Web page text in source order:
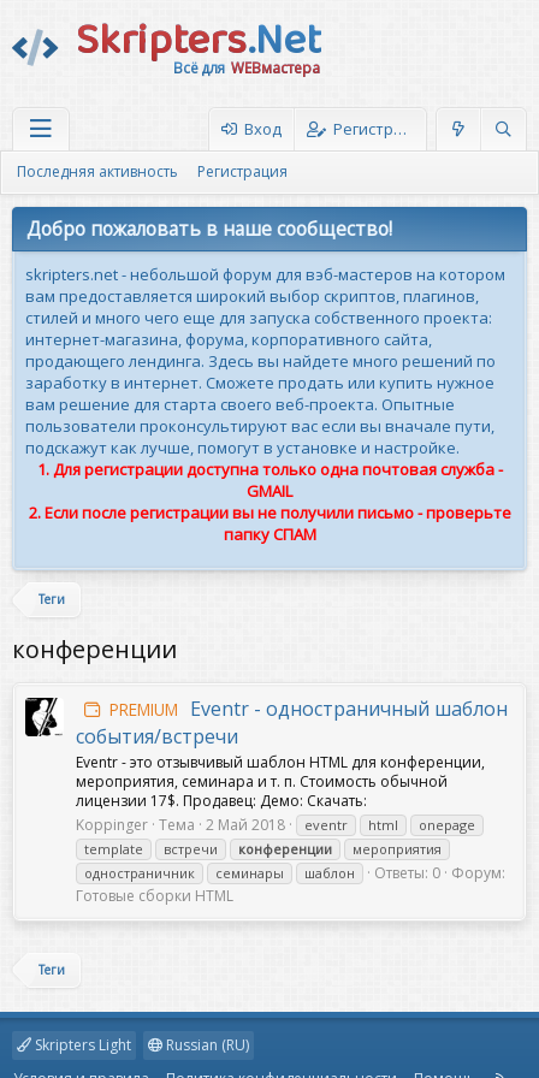
Skripters.Net
Всё для WEBмастера
Вход Регистрация
Последняя активность Регистрация
Добро пожаловать в наше сообщество!
skripters.net - небольшой форум для вэб-мастеров на котором
вам предоставляется широкий выбор скриптов, плагинов,
стилей и много чего еще для запуска собственного проекта:
интернет-магазина, форума, корпоративного сайта,
продающего лендинга. Здесь вы найдете много решений по
заработку в интернет. Сможете продать или купить нужное
вам решение для старта своего веб-проекта. Опытные
пользователи проконсультируют вас если вы вначале пути,
подскажут как лучше, помогут в установке и настройке.
1. Для регистрации доступна только одна почтовая служба -
GMAIL
2. Если после регистрации вы не получили письмо - проверьте
папку СПАМ
Теги
конференции
PREMIUM
Eventr - одностраничный шаблон
события/встречи
Eventr - это отзывчивый шаблон HTML для конференции,
мероприятия, семинара и т. п. Стоимость обычной
лицензии 17$. Продавец: Демо: Скачать:
Koppinger Тема 2 Май 2018 eventr html
onepage
template
встречи конференции
мероприятия
одностраничник
семинары шаблон Ответы: 0 Форум:
Готовые сборки HTML
Теги
Skripters Light
Russian (RU)